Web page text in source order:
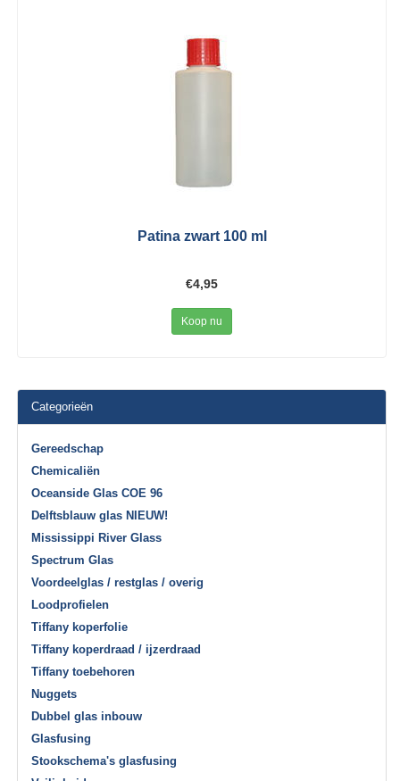
Patina zwart 100 ml
€4,95
Koop nu
Categorieën
Gereedschap
Chemicaliën
Oceanside Glas COE 96
Delftsblauw glas NIEUW!
Mississippi River Glass
Spectrum Glas
Voordeelglas / restglas / overig
Loodprofielen
Tiffany koperfolie
Tiffany koperdraad / ijzerdraad
Tiffany toebehoren
Nuggets
Dubbel glas inbouw
Glasfusing
Stookschema's glasfusing